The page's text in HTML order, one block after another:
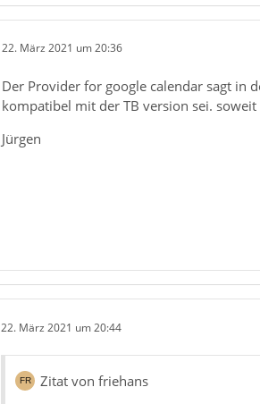
22. März 2021 um 20:36
Der Provider for google calendar sagt in
kompatibel mit der TB version sei.
Jürgen
22. März 2021 um 20:44
Zitat von friehans